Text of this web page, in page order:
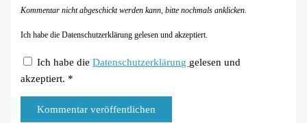
Kommentar nicht abgeschickt werden kann, bitte nochmals anklicken.
Ich habe die Datenschutzerklärung gelesen und akzeptiert.
Ich habe dieDatenschutzerklärung gelesen und
akzeptiert. *